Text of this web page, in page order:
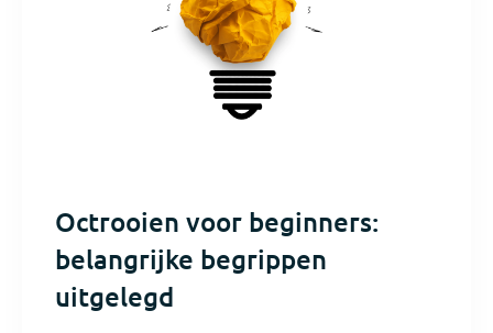
Octrooien voor beginners:
belangrijke begrippen
uitgelegd